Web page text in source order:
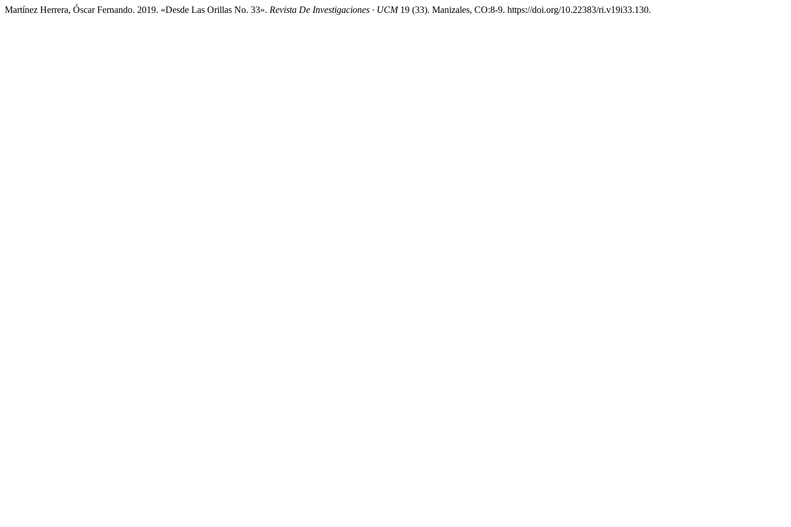
Martínez Herrera, Óscar Fernando. 2019. «Desde Las Orillas No. 33». Revista De Investigaciones · UCM19 (33). Manizales, CO:8-9. https://doi.org/10.22383/ri.v19i33.130.